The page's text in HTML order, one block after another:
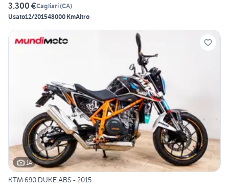
3.300 €Cagliari(CA)
Usato12/201548000 KmAltro
14
KTM 690 DUKE ABS - 2015